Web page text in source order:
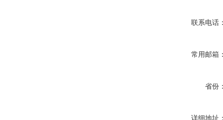
联系电话
常用邮箱
省份
详细地址